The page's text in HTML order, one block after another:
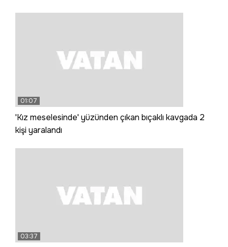
01:07
'Kız meselesinde' yüzünden çıkan bıçaklı kavgada 2
kişi yaralandı
03:37